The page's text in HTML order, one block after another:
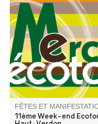
Week-end Ecotourisme
l'association
son Festival du
2026 et avec la
FÊTES ET
11ème Week-end